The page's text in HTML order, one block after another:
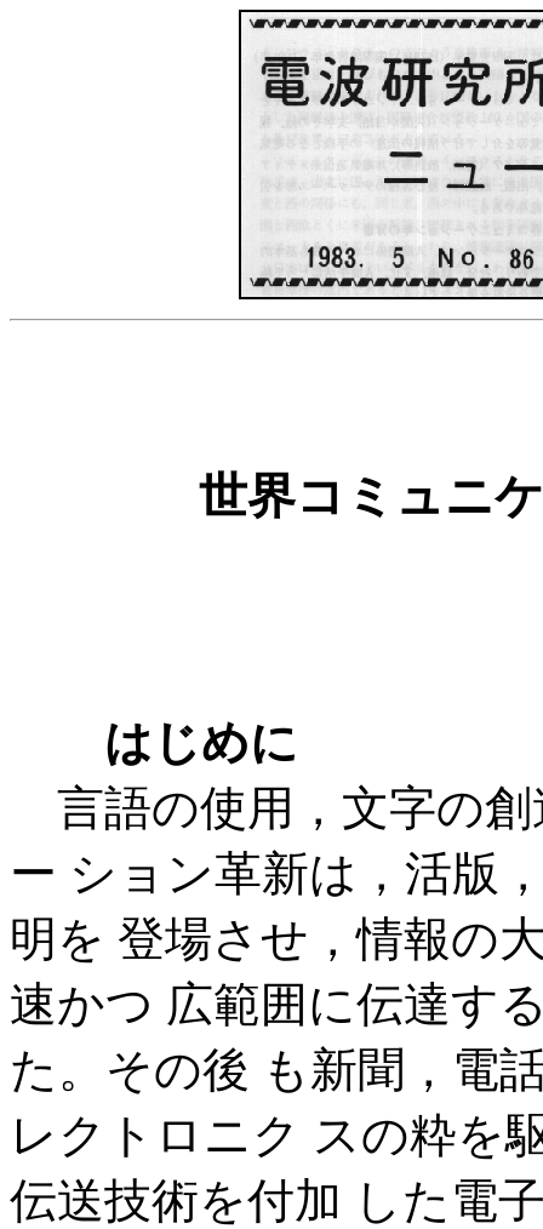
世界コミュニ
はじめに
言語の使用，文字の
ー ション革新は，活版
明を 登場させ，情報の
速かつ 広範囲に伝達す
た。その後 も新聞，電
レクトロニク スの粋を
伝送技術を付加 した電